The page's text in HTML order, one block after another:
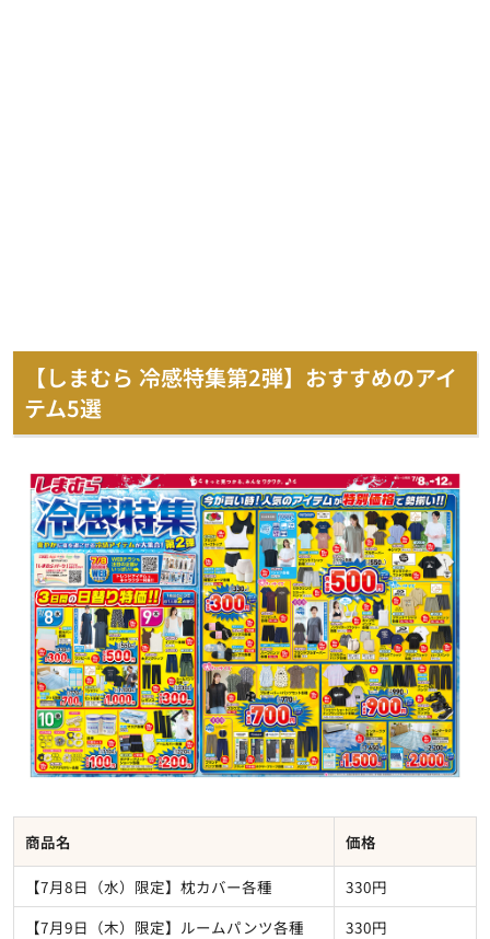
【しまむら 冷感特集第2弾】おすすめのアイ
テム5選
商品名 価格
【7月8日（水）限定】枕カバー各種
330円
【7月9日（木）限定】ルームパンツ各種
330円